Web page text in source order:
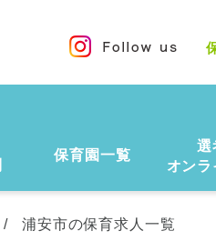
保育園一覧
選
オン
浦安市の保育求人一覧